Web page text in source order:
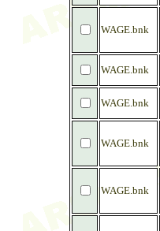
WAGE.bnk
WAGE.bnk
WAGE.bnk
WAGE.bnk
WAGE.bnk